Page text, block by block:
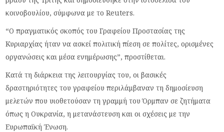
κοινοβουλίου, σύμφωνα με το Reuters.
“Ο πραγματικός σκοπός του Γραφείου Προστασίας της
Κυριαρχίας ήταν να ασκεί πολιτική πίεση σε πολίτες, ορισμένες
οργανώσεις και μέσα ενημέρωσης”, προστίθεται.
Κατά τη διάρκεια της λειτουργίας του, οι βασικές
δραστηριότητες του γραφείου περιλάμβαναν τη δημοσίευση
μελετών που υιοθετούσαν τη γραμμή του Όρμπαν σε ζητήματα
όπως η Ουκρανία, η μετανάστευση και οι σχέσεις με την
Ευρωπαϊκή Ένωση.